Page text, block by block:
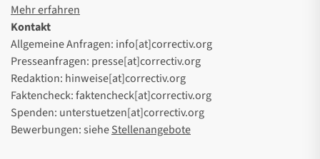
Mehr erfahren
Kontakt
Allgemeine Anfragen: info[at]correctiv.org
Presseanfragen: presse[at]correctiv.org
Redaktion: hinweise[at]correctiv.org
Faktencheck: faktencheck[at]correctiv.org
Spenden: unterstuetzen[at]correctiv.org
Bewerbungen: sieheStellenangebote